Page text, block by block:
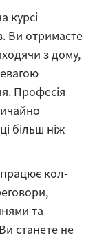
курсі
Ви отримаєте
з дому,
Професія
більш ніж
працює кол-
та
станете не